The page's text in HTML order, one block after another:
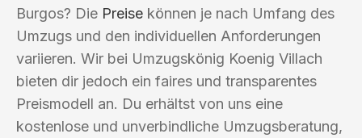
Burgos? Die Preise können je nach Umfang des
Umzugs und den individuellen Anforderungen
variieren. Wir bei Umzugskönig Koenig Villach
bieten dir jedoch ein faires und transparentes
Preismodell an. Du erhältst von uns eine
kostenlose und unverbindliche Umzugsberatung,